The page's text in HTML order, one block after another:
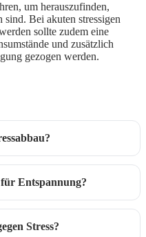
um herauszufinden,
Bei akuten stressigen
sollte zudem eine
und zusätzlich
gezogen werden.
Entspannung?
Stress?